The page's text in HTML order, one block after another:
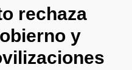
rechaza
y